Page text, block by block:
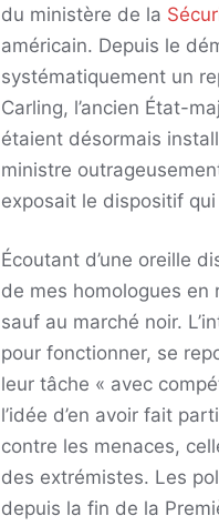
du ministère de la
américain. Depuis le
systématiquement un
Carling, l’ancien État-
étaient désormais
ministre
exposait le dispositif
Écoutant d’une oreille
de mes homologues en
sauf au marché noir.
pour fonctionner, se
leur tâche « avec
l’idée d’en avoir fait
contre les menaces,
des extrémistes. Les
depuis la fin de la